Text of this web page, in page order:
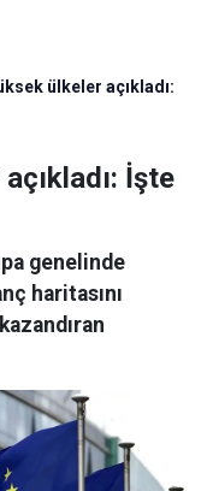
ülkeler açıkladı:
İşte
genelinde
haritasını